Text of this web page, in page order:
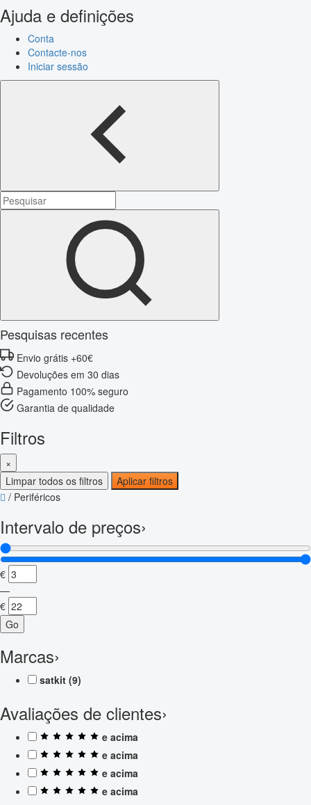
Ajuda e definições
Conta
Contacte-nos
Iniciar sessão
Pesquisas recentes
Envio grátis +60€
Devoluções em 30 dias
Pagamento 100% seguro
Garantia de qualidade
Filtros
×
Limpar todos os filtros
Aplicar filtros
/ Periféricos
Intervalo de preços›
€
—
€
Go
Marcas›
satkit (9)
Avaliações de clientes›
e acima
e acima
e acima
e acima